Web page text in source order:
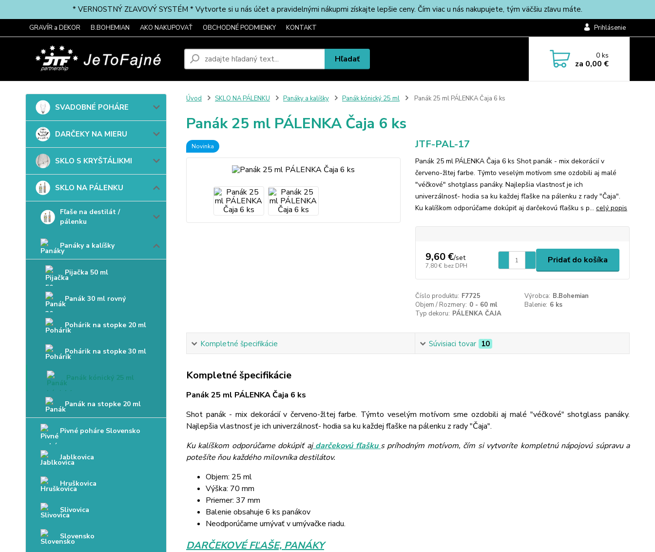
* VERNOSTNÝ ZĽAVOVÝ SYSTÉM * Vytvorte si u nás účet a pravidelnými nákupmi získajte lepšie ceny. Čím viac u nás nakupujete, tým väčšiu zľavu máte.
GRAVÍR a DEKOR B.BOHEMIAN AKO NAKUPOVAŤ OBCHODNÉ PODMIENKY KONTAKT Prihlásenie
Hľadať 0ks
za 0,00 €
SVADOBNÉ POHÁRE
DARČEKY NA MIERU
SKLO S KRYŠTÁLIKMI
SKLO NA PÁLENKU
Fľaše na destilát /
pálenku
Panáky a kalíšky
Pijačka 50 ml
Panák 30 ml rovný
Pohárik na stopke 20 ml
Pohárik na stopke 30 ml
Panák kónický 25 ml
Panák na stopke 20 ml
Pivné poháre Slovensko
Jablkovica
Hruškovica
Slivovica
Slovensko
Úvod SKLO NA PÁLENKU Panáky a kalíšky Panák kónický 25 ml Panák 25 ml PÁLENKA Čaja 6 ks
Panák 25 ml PÁLENKA Čaja 6 ks
Novinka JTF-PAL-17
Panák 25 ml PÁLENKA Čaja 6 ks Shot panák - mix dekorácií v
červeno-žltej farbe. Týmto veselým motívom sme ozdobili aj malé
"véčkové" shotglass panáky. Najlepšia vlastnosť je ich
univerzálnosť- hodia sa ku každej fľaške na pálenku z rady "Čaja".
Ku kalíškom odporúčame dokúpiť aj darčekovú fľašku s p... celý popis
9,60 €/set
7,80 € bez DPH
Pridať do košíka
Číslo produktu: F7725 Výrobca: B.Bohemian
Objem / Rozmery: 0 - 60 ml Balenie: 6 ks
Typ dekoru: PÁLENKA ČAJA
Kompletné špecifikácie Súvisiaci tovar 10
Kompletné špecifikácie
Panák 25 ml PÁLENKA Čaja 6 ks
Shot panák - mix dekorácií v červeno-žltej farbe. Týmto veselým motívom sme ozdobili aj malé "véčkové" shotglass panáky.
Najlepšia vlastnosť je ich univerzálnosť- hodia sa ku každej fľaške na pálenku z rady "Čaja".
Ku kalíškom odporúčame dokúpiť aj darčekovú fľašku s príhodným motívom, čím si vytvoríte kompletnú nápojovú súpravu a
potešíte ňou každého milovníka destilátov.
Objem: 25 ml
Výška: 70 mm
Priemer: 37 mm
Balenie obsahuje 6 ks panákov
Neodporúčame umývať v umývačke riadu.
DARČEKOVÉ FĽAŠE, PANÁKY